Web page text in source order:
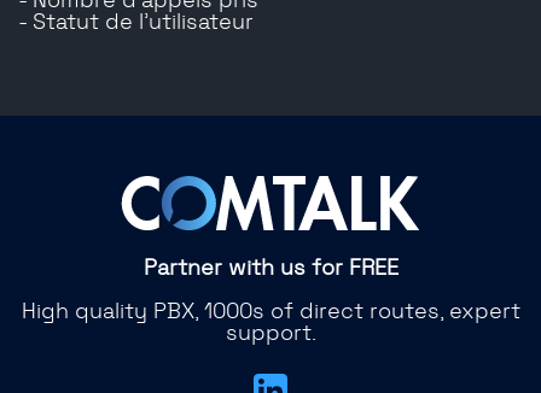
- Statut de l'utilisateur
Partner with us for FREE
High quality PBX, 1000s of direct routes, expert
support.